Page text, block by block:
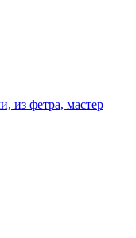
из фетра, мастер